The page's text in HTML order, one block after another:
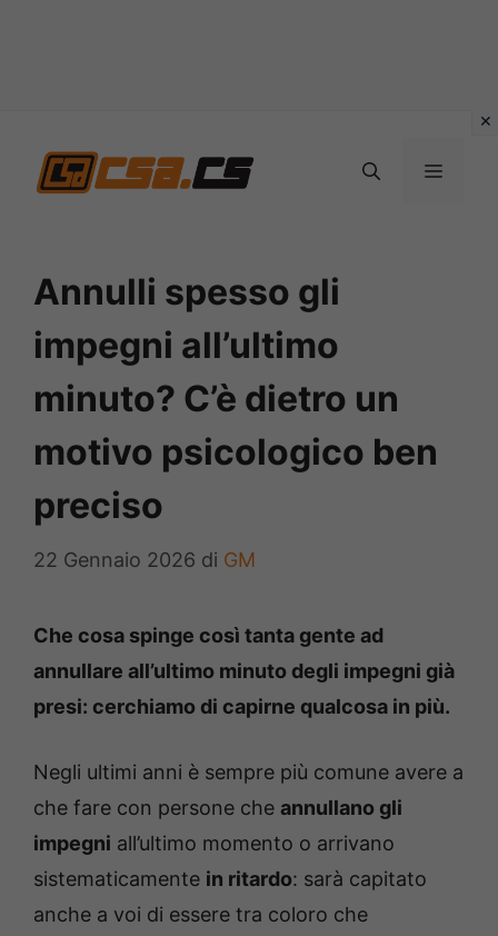
contenuto
MENU
Annulli spesso gli
impegni all’ultimo
minuto? C’è dietro un
motivo psicologico ben
preciso
22 Gennaio 2026 di GM
Che cosa spinge così tanta gente ad
annullare all’ultimo minuto degli impegni già
presi: cerchiamo di capirne qualcosa in più.
Negli ultimi anni è sempre più comune avere a
che fare con persone che annullano gli
impegni all’ultimo momento o arrivano
sistematicamente in ritardo: sarà capitato
anche a voi di essere tra coloro che